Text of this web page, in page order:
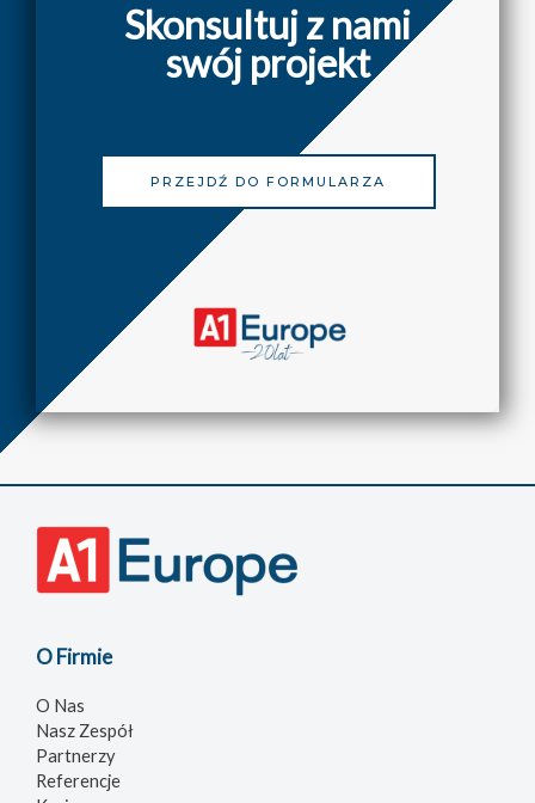
Skonsultuj z nami
swój projekt
PRZEJDŹ DO FORMULARZA
O Firmie
O Nas
Nasz Zespół
Partnerzy
Referencje